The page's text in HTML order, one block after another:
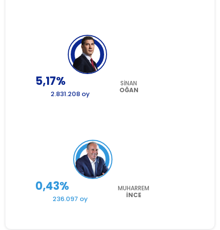
SİNAN
OĞAN
5,17%
2.831.208 oy
MUHARREM
İNCE
0,43%
236.097 oy